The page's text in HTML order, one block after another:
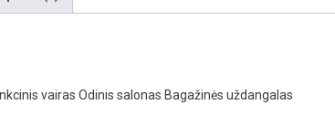
vairas Odinis salonas Bagažinės uždangalas